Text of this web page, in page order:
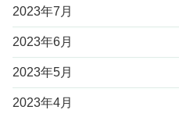
2023年7月
2023年6月
2023年5月
2023年4月